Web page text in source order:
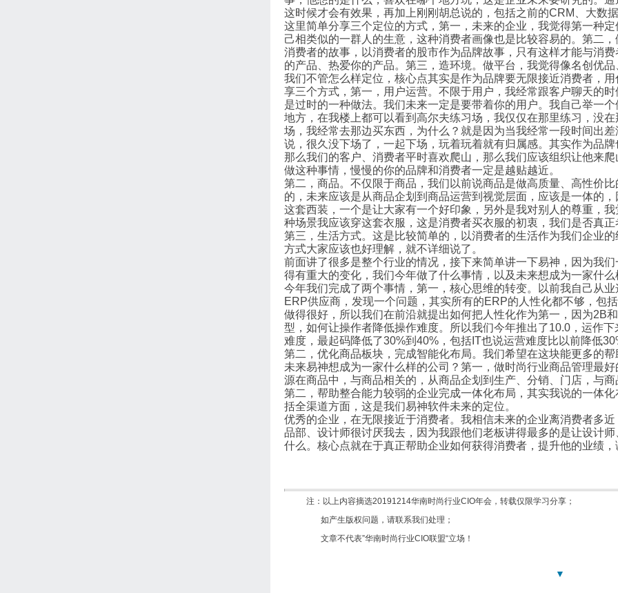
这时候才会有效果，再加上刚刚胡总说的，包括之前的CRM、大数
这里简单分享三个定位的方式，第一，未来的企业，我觉得第一种
己相类似的一群人的生意，这种消费者画像也是比较容易的。第二
消费者的故事，以消费者的股市作为品牌故事，只有这样才能与消
的产品、热爱你的产品。第三，造环境。做平台，我觉得像名创优
我们不管怎么样定位，核心点其实是作为品牌要无限接近消费者，
享三个方式，第一，用户运营。不限于用户，我经常跟客户聊天的
是过时的一种做法。我们未来一定是要带着你的用户。我自己举一
地方，在我楼上都可以看到高尔夫练习场，我仅仅在那里练习，没
场，我经常去那边买东西，为什么？就是因为当我经常一段时间出
说，很久没下场了，一起下场，玩着玩着就有归属感。其实作为品
那么我们的客户、消费者平时喜欢爬山，那么我们应该组织让他来
做这种事情，慢慢的你的品牌和消费者一定是越贴越近。
第二，商品。不仅限于商品，我们以前说商品是做高质量、高性价
的，未来应该是从商品企划到商品运营到视觉层面，应该是一体的
这套西装，一个是让大家有一个好印象，另外是我对别人的尊重，
种场景我应该穿这套衣服，这是消费者买衣服的初衷，我们是否真
第三，生活方式。这是比较简单的，以消费者的生活作为我们企业
方式大家应该也好理解，就不详细说了。
前面讲了很多是整个行业的情况，接下来简单讲一下易神，因为我
得有重大的变化，我们今年做了什么事情，以及未来想成为一家什
今年我们完成了两个事情，第一，核心思维的转变。以前我自己从
ERP供应商，发现一个问题，其实所有的ERP的人性化都不够，包
做得很好，所以我们在前沿就提出如何把人性化作为第一，因为2B
型，如何让操作者降低操作难度。所以我们今年推出了10.0，运作
难度，最起码降低了30%到40%，包括IT也说运营难度比以前降低
第二，优化商品板块，完成智能化布局。我们希望在这块能更多的
未来易神想成为一家什么样的公司？第一，做时尚行业商品管理最
源在商品中，与商品相关的，从商品企划到生产、分销、门店，与
第二，帮助整合能力较弱的企业完成一体化布局，其实我说的一体
括全渠道方面，这是我们易神软件未来的定位。
优秀的企业，在无限接近于消费者。我相信未来的企业离消费者多
品部、设计师很讨厌我去，因为我跟他们老板讲得最多的是让设计
什么。核心点就在于真正帮助企业如何获得消费者，提升他的业绩
注：以上内容摘选20191214华南时尚行业CIO年会，转载仅限学习分享；
如产生版权问题，请联系我们处理；
文章不代表”华南时尚行业CIO联盟“立场！
▼